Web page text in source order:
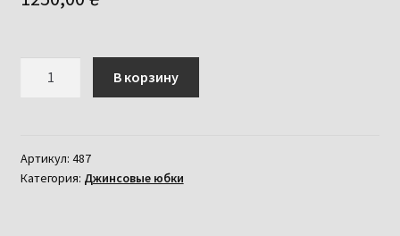
спідниця
міді
В корзину
Артикул: 487
Категория: Джинсовые юбки